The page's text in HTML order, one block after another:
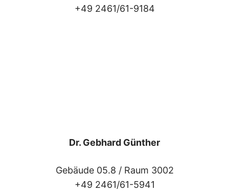
+49 2461/61-9184
Dr. Gebhard Günther
Gebäude 05.8 / Raum 3002
+49 2461/61-5941